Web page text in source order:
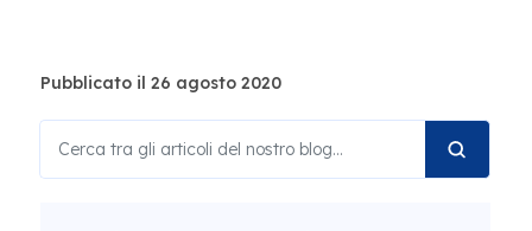
Pubblicato il 26 agosto 2020